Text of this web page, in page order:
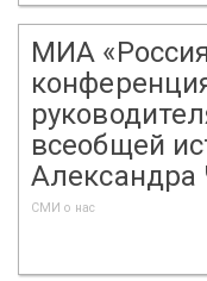
МИА
всеобщей
Александра
СМИ о нас